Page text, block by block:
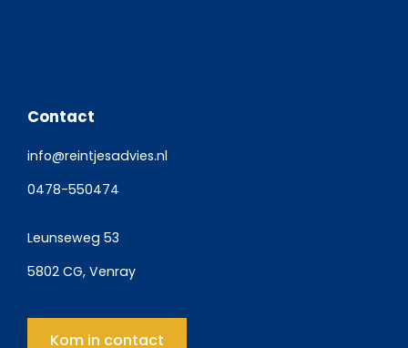
Contact
info@reintjesadvies.nl
0478-550474
Leunseweg 53
5802 CG, Venray
Kom in contact